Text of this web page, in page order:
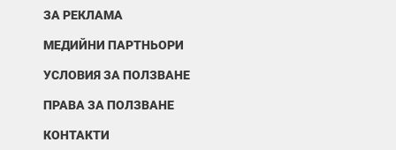
ЗА РЕКЛАМА
МЕДИЙНИ ПАРТНЬОРИ
УСЛОВИЯ ЗА ПОЛЗВАНЕ
ПРАВА ЗА ПОЛЗВАНЕ
КОНТАКТИ